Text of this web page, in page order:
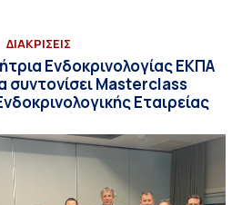
ΔΙΑΚΡΙΣΕΙΣ
Ενδοκρινολογίας ΕΚΠΑ
συντονίσει Masterclass
Εταιρείας